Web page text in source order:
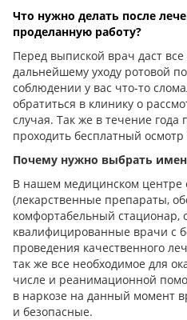
Что нужно делать после
проделанную работу?
Перед выпиской врач даст
дальнейшему уходу ротовой
соблюдении у вас что-то
обратиться в клинику о
случая. Так же в течение
проходить бесплатный
Почему нужно выбрать
В нашем медицинском центре
(лекарственные препараты,
комфортабельный
квалифицированные врачи с
проведения качественного
так же все необходимое для
числе и реанимационной
в наркозе на данный момент
и безопасные.